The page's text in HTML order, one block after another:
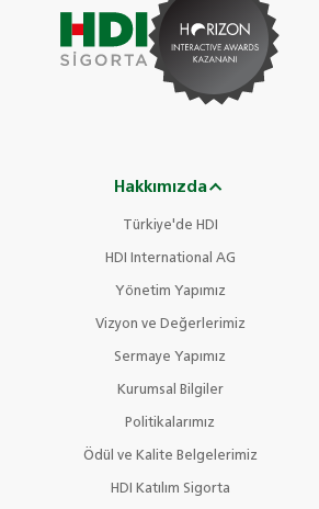
Hakkımızda
Türkiye'de HDI
HDI International AG
Yönetim Yapımız
Vizyon ve Değerlerimiz
Sermaye Yapımız
Kurumsal Bilgiler
Politikalarımız
Ödül ve Kalite Belgelerimiz
HDI Katılım Sigorta